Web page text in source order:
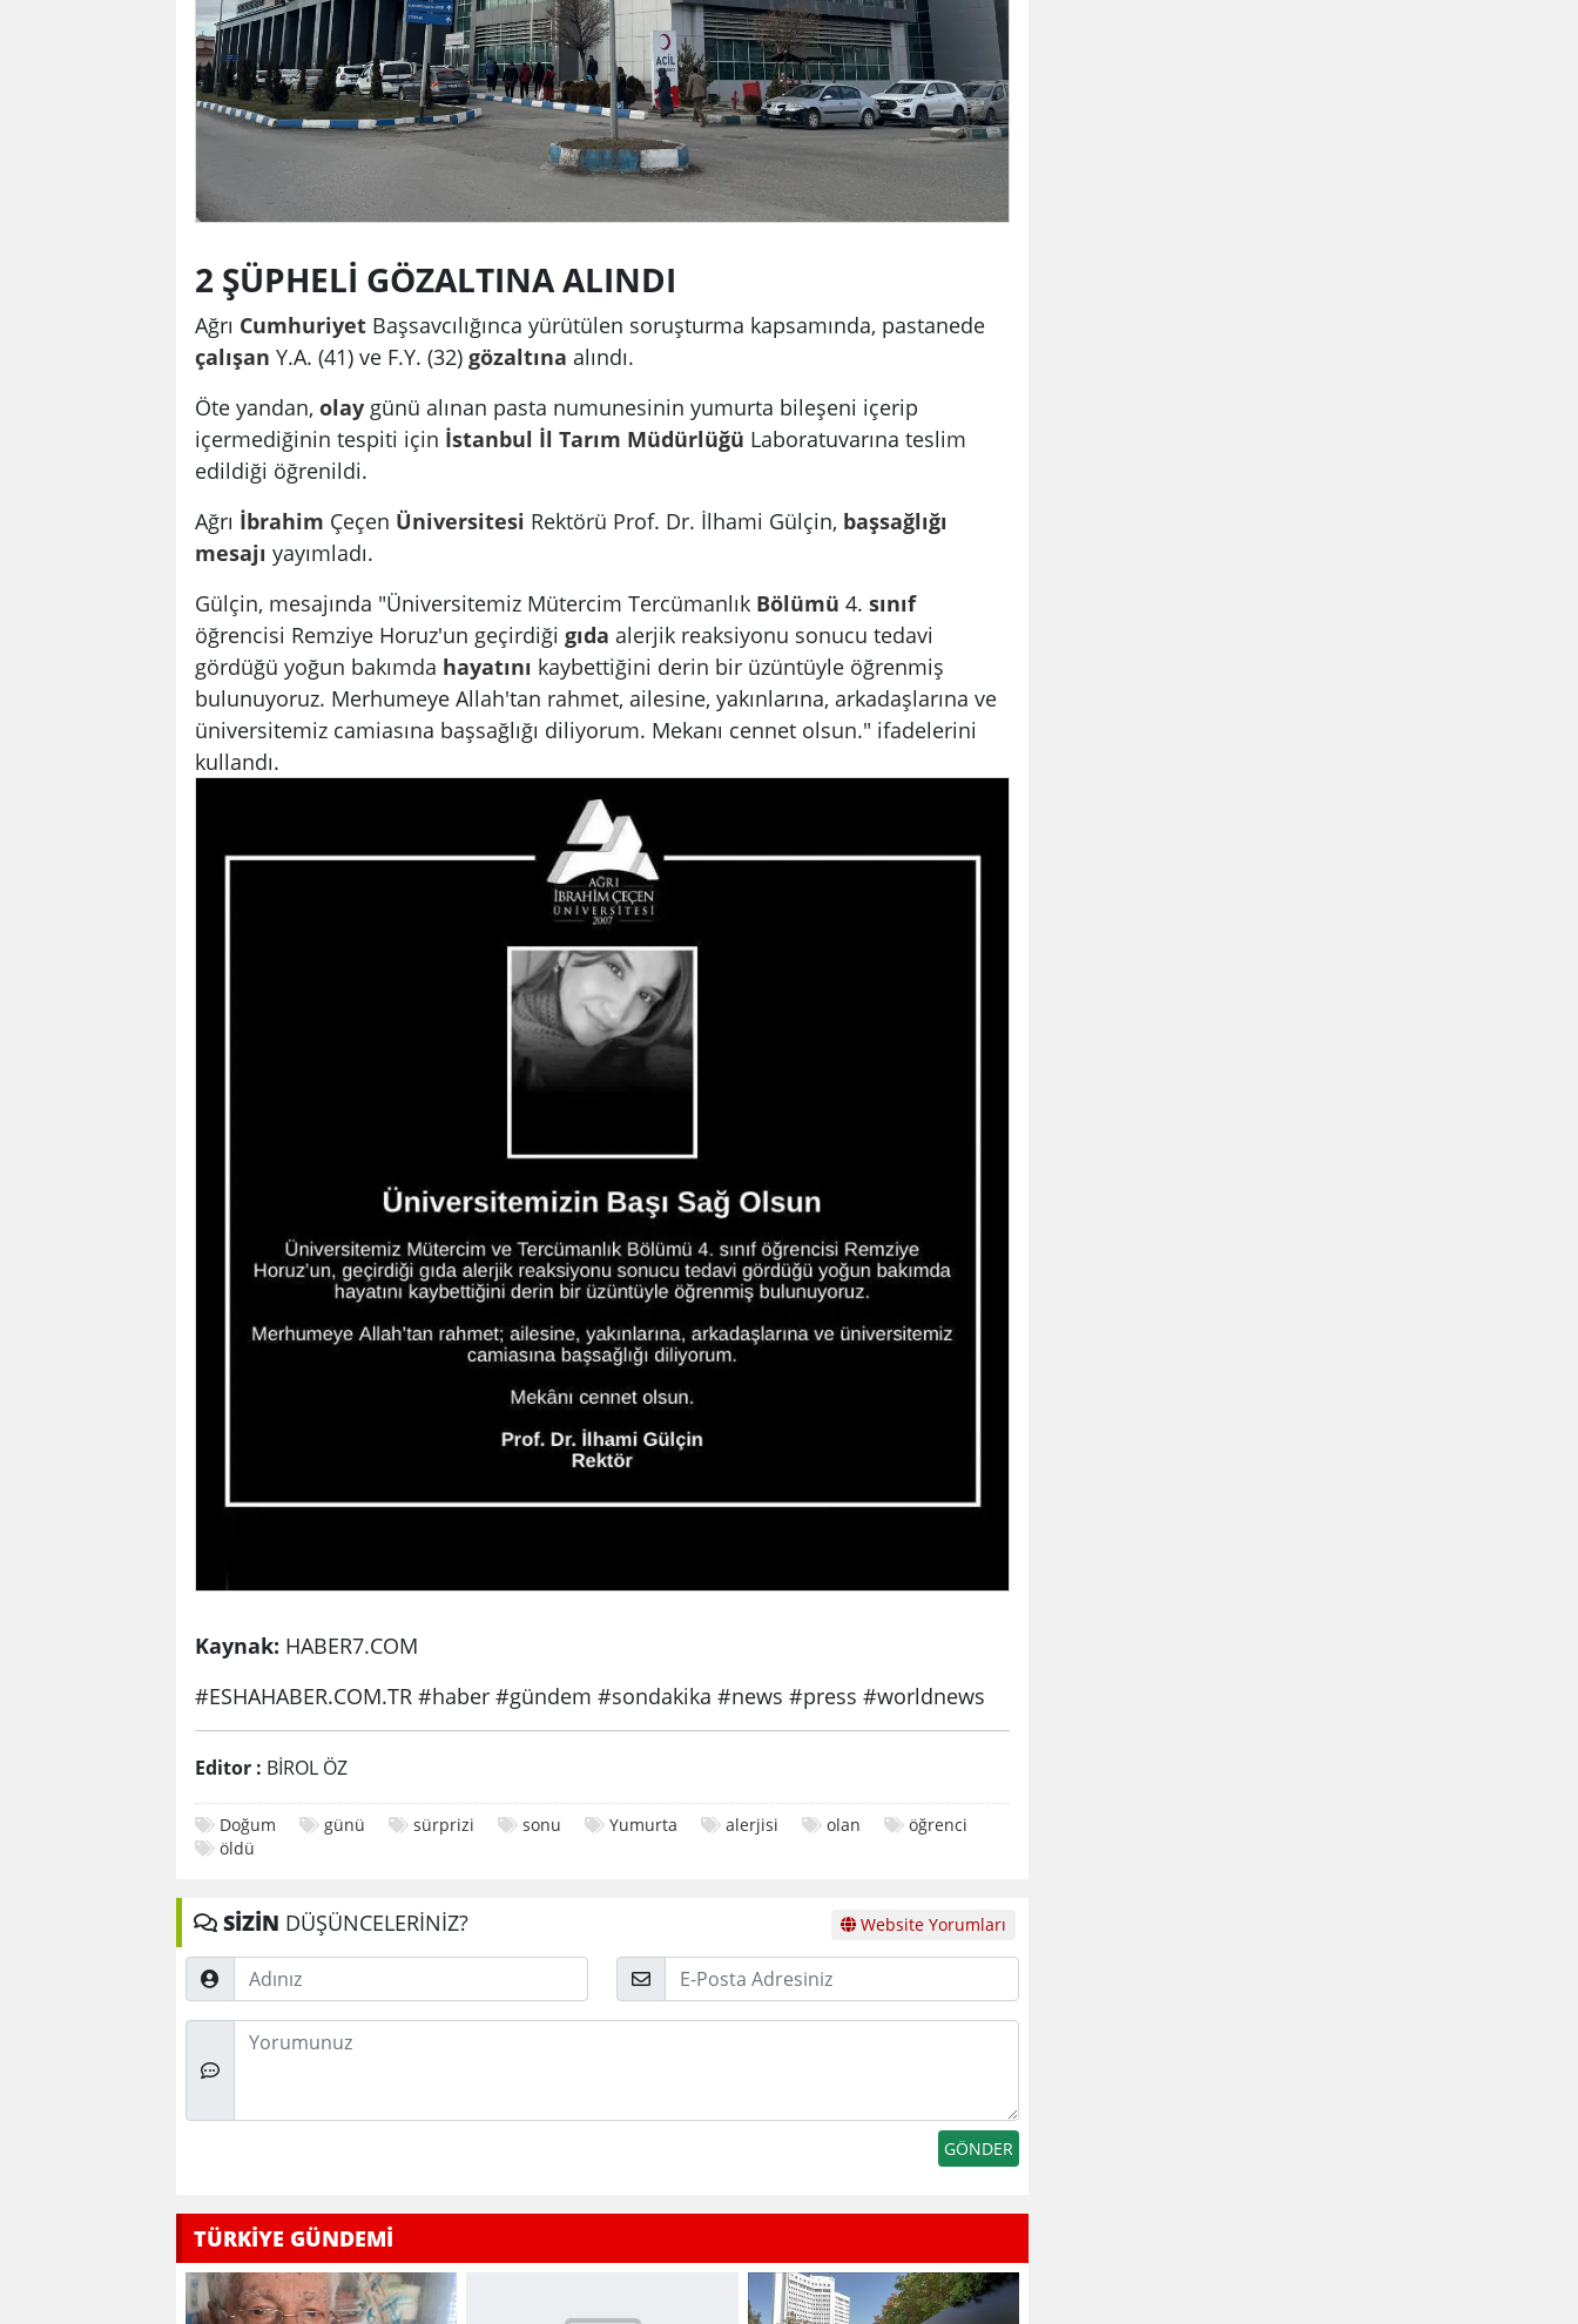
2 ŞÜPHELİ GÖZALTINA ALINDI
Ağrı Cumhuriyet Başsavcılığınca yürütülen soruşturma kapsamında, pastanede
çalışan Y.A. (41) ve F.Y. (32) gözaltına alındı.
Öte yandan, olay günü alınan pasta numunesinin yumurta bileşeni içerip
içermediğinin tespiti için İstanbul İl Tarım Müdürlüğü Laboratuvarına teslim
edildiği öğrenildi.
Ağrı İbrahim Çeçen Üniversitesi Rektörü Prof. Dr. İlhami Gülçin, başsağlığı
mesajı yayımladı.
Gülçin, mesajında "Üniversitemiz Mütercim Tercümanlık Bölümü 4. sınıf
öğrencisi Remziye Horuz'un geçirdiği gıda alerjik reaksiyonu sonucu tedavi
gördüğü yoğun bakımda hayatını kaybettiğini derin bir üzüntüyle öğrenmiş
bulunuyoruz. Merhumeye Allah'tan rahmet, ailesine, yakınlarına, arkadaşlarına ve
üniversitemiz camiasına başsağlığı diliyorum. Mekanı cennet olsun." ifadelerini
kullandı.
Kaynak: HABER7.COM
#ESHAHABER.COM.TR #haber #gündem #sondakika #news #press #worldnews
Editor : BİROL ÖZ
Doğum günü sürprizi sonu Yumurta alerjisi olan
öğrenci
öldü
SİZİN DÜŞÜNCELERİNİZ? Website Yorumları
Adınız
Posta
Düşünceleriniz
TÜRKİYE GÜNDEMİ